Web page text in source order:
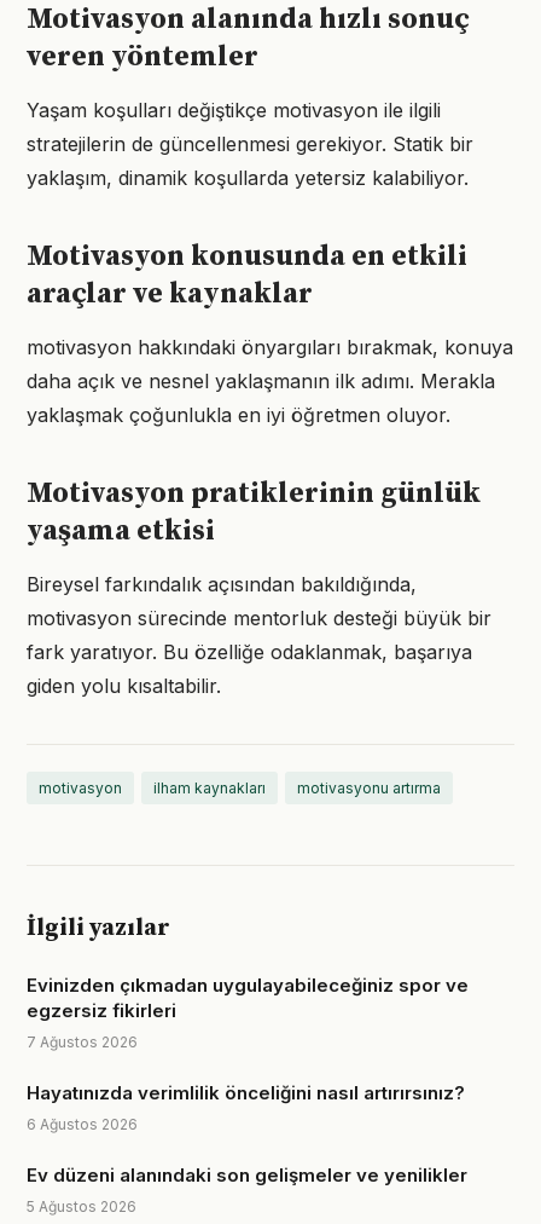
Motivasyon alanında hızlı sonuç
veren yöntemler
Yaşam koşulları değiştikçe motivasyon ile ilgili
stratejilerin de güncellenmesi gerekiyor. Statik bir
yaklaşım, dinamik koşullarda yetersiz kalabiliyor.
Motivasyon konusunda en etkili
araçlar ve kaynaklar
motivasyon hakkındaki önyargıları bırakmak, konuya
daha açık ve nesnel yaklaşmanın ilk adımı. Merakla
yaklaşmak çoğunlukla en iyi öğretmen oluyor.
Motivasyon pratiklerinin günlük
yaşama etkisi
Bireysel farkındalık açısından bakıldığında,
motivasyon sürecinde mentorluk desteği büyük bir
fark yaratıyor. Bu özelliğe odaklanmak, başarıya
giden yolu kısaltabilir.
motivasyon ilham kaynakları motivasyonu artırma
İlgili yazılar
Evinizden çıkmadan uygulayabileceğiniz spor ve
egzersiz fikirleri
7 Ağustos 2026
Hayatınızda verimlilik önceliğini nasıl artırırsınız?
6 Ağustos 2026
Ev düzeni alanındaki son gelişmeler ve yenilikler
5 Ağustos 2026